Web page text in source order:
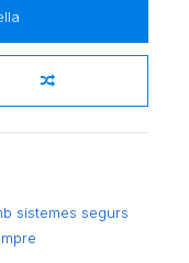
sistemes segurs